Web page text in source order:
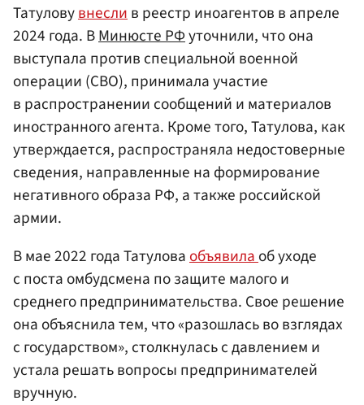
Татуловувнеслив реестр иноагентов в апреле
2024 года. ВМинюсте РФуточнили, что она
выступала против специальной военной
операции (СВО), принимала участие
в распространении сообщений и материалов
иностранного агента. Кроме того, Татулова, как
утверждается, распространяла недостоверные
сведения, направленные на формирование
негативного образа РФ, а также российской
армии.
В мае 2022 года Татуловаобъявилаоб уходе
с поста омбудсмена по защите малого и
среднего предпринимательства. Свое решение
она объяснила тем, что «разошлась во взглядах
с государством», столкнулась с давлением и
устала решать вопросы предпринимателей
вручную.